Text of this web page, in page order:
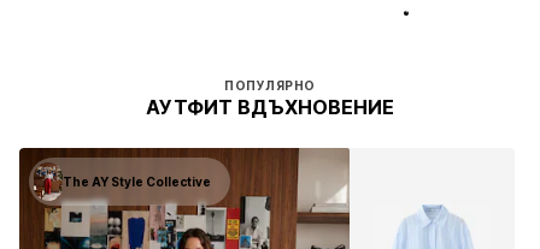
ПОПУЛЯРНО
АУТФИТ ВДЪХНОВЕНИЕ
The AY Style Collective